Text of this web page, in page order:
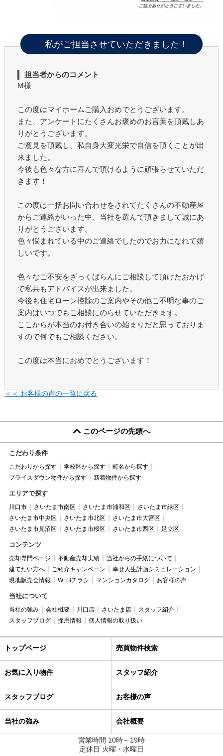
私がご担当させていただきました！
担当者からのコメント
M様
この度はマイホームご購入おめでとうございます。
また、アンケートにたくさんお褒めのお言葉を頂戴しあ
りがとうございます。
ご意見を頂戴し、私自身大変光栄で自信を頂くことが出
来ました。
今後も色々な方に喜んで頂けるように頑張らせていただ
きます！
この度は一括お問い合わせをされてたくさんの不動産屋
からご連絡がいった中、当社を選んで頂きまして誠にあ
りがとうございます。
色々悩まれている中のご連絡でしたのでお力になれて嬉
しいです。
色々なご不安をざっくばらんにご相談して頂けたおかげ
で私共もアドバイスが出来ました。
今後も住宅ローン控除のご案内やその他ご不明な事のご
案内はいつでもご相談にのらせていただきます。
ここからが本当のお付き合いの始まりだと思っておりま
すので何でもご相談ください。
この度は本当におめでとうございます！
＜＜ お客様の声の一覧に戻る
このページの先頭へ
こだわり条件
こだわりから探す 学校区から探す
町名から探す
プライスダウン物件から探す
新着物件から探す
エリアで探す
川口市 さいたま市南区 さいたま市浦和区
さいたま市緑区
さいたま市中央区
さいたま市北区
さいたま市大宮区
さいたま市見沼区
さいたま市桜区 さいたま市西区 足立区
コンテンツ
売却専門ページ 不動産売却実績
当社からの手紙について
建てたい方へ
ご紹介キャンペーン
幸せ人生計画シミュレーション
現地販売会情報
WEBチラシ マンションカタログ お客様の声
当社について
当社の強み 会社概要 川口店 さいたま店
スタッフ紹介
スタッフブログ
採用情報 個人情報の取り扱い
トップページ 売買物件検索
お気に入り物件 スタッフ紹介
スタッフブログ お客様の声
当社の強み 会社概要
営業時間 10時～19時
定休日 火曜・水曜日